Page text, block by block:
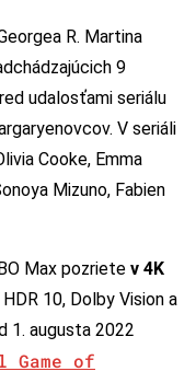
R. Martina
9
udalosťami seriálu
V seriáli
Cooke, Emma
Mizuno, Fabien
Max pozriete v 4K
10, Dolby Vision a
1. augusta 2022
of